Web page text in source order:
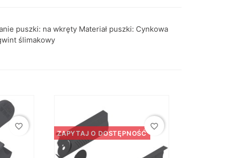
puszki: na wkręty Materiał puszki: Cynkowa
ślimakowy
favorite_border
ZAPYTAJ O DOSTĘPNOŚĆ
favorite_border